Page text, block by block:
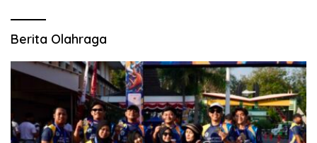
Berita Olahraga